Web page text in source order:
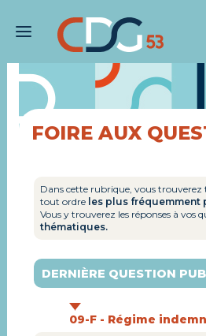
FOIRE AUX
Dans cette rubrique, vous trouverez
tout ordre les plus fréquemment
Vous y trouverez les réponses à vos
thématiques.
DERNIÈRE QUESTION
09-F - Régime